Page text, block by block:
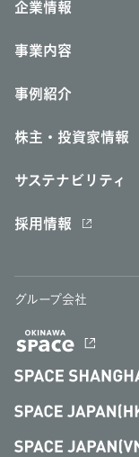
企業情報
事業内容
事例紹介
株主・投資家情報
サステナビリティ
採用情報
グループ会社